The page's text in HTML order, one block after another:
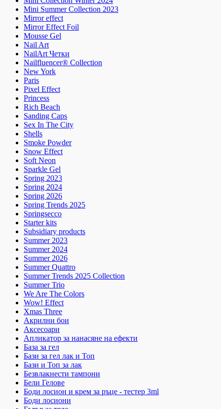
Mini Summer Collection 2023
Mirror effect
Mirror Effect Foil
Mousse Gel
Nail Art
NailArt Четки
Nailfluencer® Collection
New York
Paris
Pixel Effect
Princess
Rich Beach
Sanding Caps
Sex In The City
Shells
Smoke Powder
Snow Effect
Soft Neon
Sparkle Gel
Spring 2023
Spring 2024
Spring 2026
Spring Trends 2025
Springsecco
Starter kits
Subsidiary products
Summer 2023
Summer 2024
Summer 2026
Summer Quattro
Summer Trends 2025 Collection
Summer Trio
We Are The Colors
Wow! Effect
Xmas Three
Акрилни бои
Аксесоари
Апликатор за нанасяне на ефекти
База за гел
Бази за гел лак и Топ
Бази и Топ за лак
Безвлакнести тампони
Бели Гелове
Боди лосион и крем за ръце - тестер 3ml
Боди лосиони